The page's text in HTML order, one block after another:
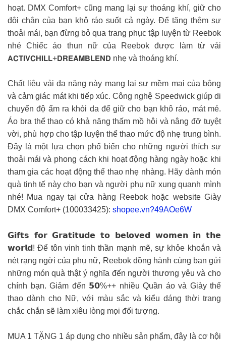
hoạt. DMX Comfort+ cũng mang lại sự thoáng khí, giữ cho
đôi chân của bạn khô ráo suốt cả ngày. Để tăng thêm sự
thoải mái, bạn đừng bỏ qua trang phục tập luyện từ Reebok
nhé Chiếc áo thun nữ của Reebok được làm từ vải
𝗔𝗖𝗧𝗜𝗩𝗖𝗛𝗜𝗟𝗟+𝗗𝗥𝗘𝗔𝗠𝗕𝗟𝗘𝗡𝗗 nhẹ và thoáng khí.
Chất liệu vải đa năng này mang lại sự mềm mại của bông
và cảm giác mát khi tiếp xúc. Công nghệ Speedwick giúp di
chuyển độ ẩm ra khỏi da để giữ cho bạn khô ráo, mát mẻ.
Áo bra thể thao có khả năng thấm mồ hôi và nâng đỡ tuyệt
vời, phù hợp cho tập luyện thể thao mức độ nhẹ trung bình.
Đây là một lựa chọn phổ biến cho những người thích sự
thoải mái và phong cách khi hoạt động hàng ngày hoặc khi
tham gia các hoạt động thể thao nhẹ nhàng. Hãy dành món
quà tinh tế này cho bạn và người phụ nữ xung quanh mình
nhé! Mua ngay tại cửa hàng Reebok hoặc website Giày
DMX Comfort+ (100033425): shopee.vn?49AOe6W
𝗚𝗶𝗳𝘁𝘀 𝗳𝗼𝗿 𝗚𝗿𝗮𝘁𝗶𝘁𝘂𝗱𝗲 𝘁𝗼 𝗯𝗲𝗹𝗼𝘃𝗲𝗱 𝘄𝗼𝗺𝗲𝗻 𝗶𝗻 𝘁𝗵𝗲
𝘄𝗼𝗿𝗹𝗱! Để tôn vinh tinh thần mạnh mẽ, sự khỏe khoắn và
nét rạng ngời của phụ nữ, Reebok đồng hành cùng bạn gửi
những món quà thật ý nghĩa đến người thương yêu và cho
chính bạn. Giảm đến 𝟱𝟬%++ nhiều Quần áo và Giày thể
thao dành cho Nữ, với màu sắc và kiểu dáng thời trang
chắc chắn sẽ làm xiêu lòng mọi đối tượng.
MUA 1 TẶNG 1 áp dụng cho nhiều sản phẩm, đây là cơ hội